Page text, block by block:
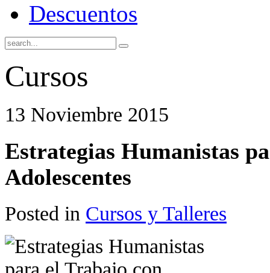
Descuentos
Cursos
13 Noviembre 2015
Estrategias Humanistas
Adolescentes
Posted in Cursos y Talleres